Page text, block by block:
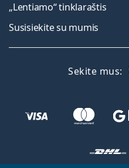
„Lentiamo“ tinklaraštis
Susisiekite su mumis
Sekite mus: